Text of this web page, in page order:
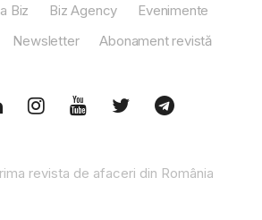
Biz Biz Agency
Evenimente
Newsletter Abonament revistă
revista de afaceri din România